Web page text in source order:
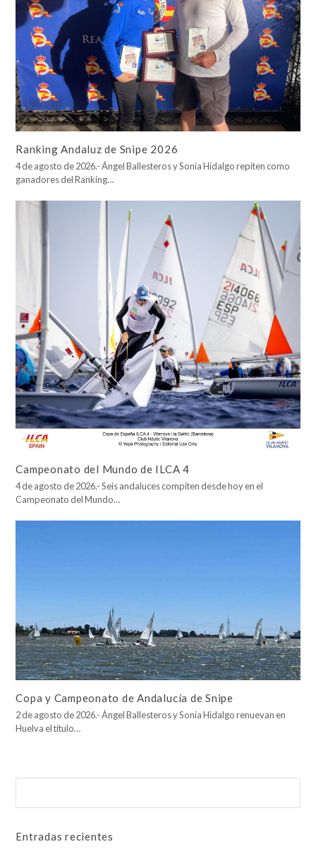
Ranking Andaluz de Snipe 2026
4 de agosto de 2026.- Ángel Ballesteros y Sonia Hidalgo repiten como
ganadores del Ranking…
Campeonato del Mundo de ILCA 4
4 de agosto de 2026.- Seis andaluces compiten desde hoy en el
Campeonato del Mundo…
Copa y Campeonato de Andalucía de Snipe
2 de agosto de 2026.- Ángel Ballesteros y Sonia Hidalgo renuevan en
Huelva el título…
Entradas recientes